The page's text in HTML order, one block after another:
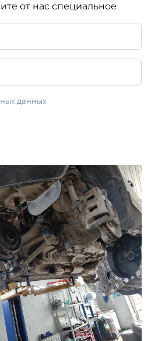
от нас специальное
данных